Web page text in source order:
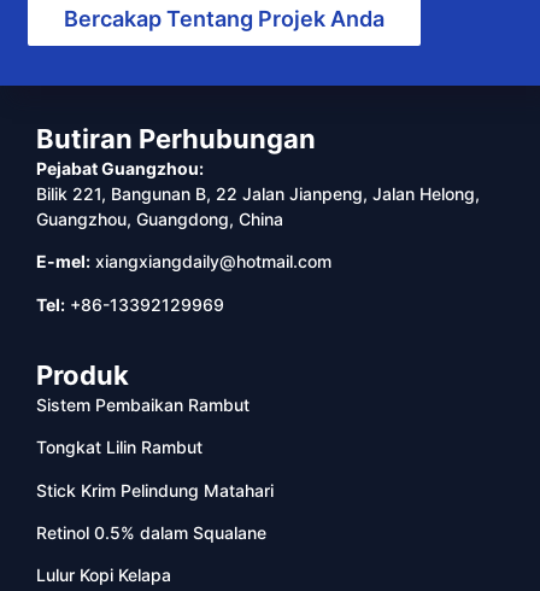
Bercakap Tentang Projek Anda
Butiran Perhubungan
Pejabat Guangzhou:
Bilik 221, Bangunan B, 22 Jalan Jianpeng, Jalan Helong,
Guangzhou, Guangdong, China
E-mel: xiangxiangdaily@hotmail.com
Tel: +86-13392129969
Produk
Sistem Pembaikan Rambut
Tongkat Lilin Rambut
Stick Krim Pelindung Matahari
Retinol 0.5% dalam Squalane
Lulur Kopi Kelapa